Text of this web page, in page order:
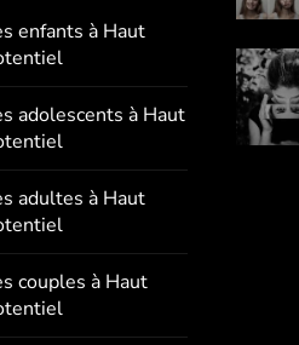
enfants à Haut
adolescents à Haut
adultes à Haut
couples à Haut